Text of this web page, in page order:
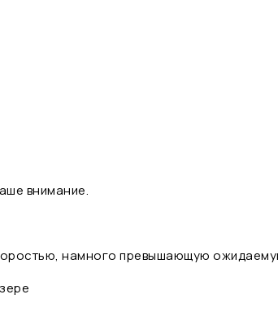
внимание.
намного превышающую